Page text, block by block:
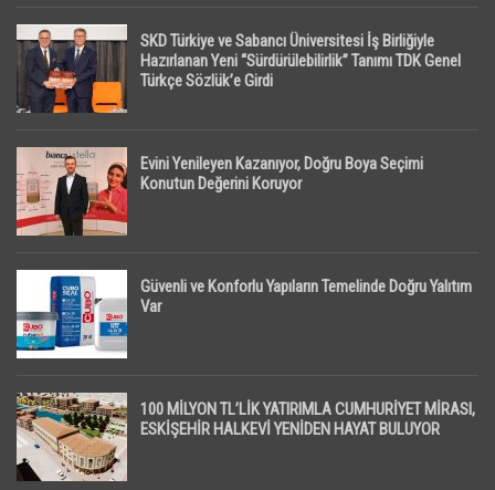
SKD Türkiye ve Sabancı Üniversitesi İş Birliğiyle
Hazırlanan Yeni “Sürdürülebilirlik” Tanımı TDK Genel
Türkçe Sözlük’e Girdi
Evini Yenileyen Kazanıyor, Doğru Boya Seçimi
Konutun Değerini Koruyor
Güvenli ve Konforlu Yapıların Temelinde Doğru Yalıtım
Var
100 MİLYON TL’LİK YATIRIMLA CUMHURİYET MİRASI,
ESKİŞEHİR HALKEVİ YENİDEN HAYAT BULUYOR